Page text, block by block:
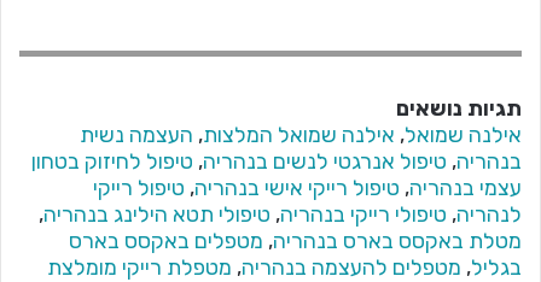
תגיות נושאים
אילנה שמואל, אילנה שמואל המלצות, העצמה נשית
בנהריה, טיפול אנרגטי לנשים בנהריה, טיפול לחיזוק בטחון
עצמי בנהריה, טיפול רייקי אישי בנהריה, טיפול רייקי
לנהריה, טיפולי רייקי בנהריה, טיפולי תטא הילינג בנהריה,
מטלת באקסס בארס בנהריה, מטפלים באקסס בארס
בגליל, מטפלים להעצמה בנהריה, מטפלת רייקי מומלצת